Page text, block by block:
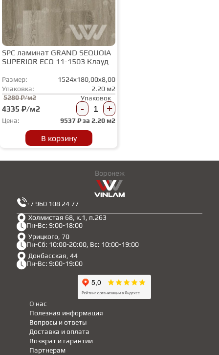
SPC ламинат GRAND SEQUOIA
SUPERIOR ECO 11-1503 Клауд
Размер:
1524x180,00x8,00
Упаковка:
2.20 м2
5280 ₽/м2
4335 ₽/м2
Упаковок
- +
Цена: 9537₽ за 2.20 м2
В корзину
Воронеж
Холмистая 68, к.1, п.263
Пн-Вс: 9:00-18:00
Урицкого, 70
Пн-Сб: 10:00-20:00, Вс: 10:00-19:00
Донбасская, 44
Пн-Вс: 9:00-19:00
+7 960 108 24 77
Полезная информация
Партнерам
Вопросы и ответы
Доставка и оплата
Возврат и гарантии
О нас